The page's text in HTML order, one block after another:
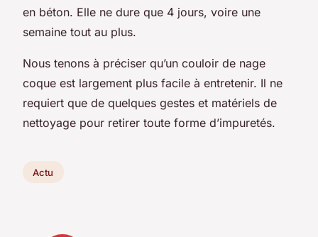
en béton. Elle ne dure que 4 jours, voire une
semaine tout au plus.
Nous tenons à préciser qu’un couloir de nage
coque est largement plus facile à entretenir. Il ne
requiert que de quelques gestes et matériels de
nettoyage pour retirer toute forme d’impuretés.
Actu